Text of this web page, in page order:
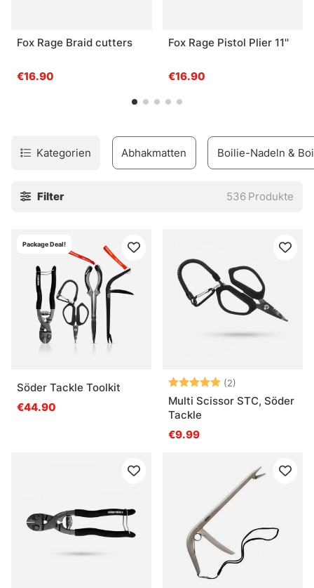
Fox Rage Braid cutters
€16.90
Fox Rage Pistol Plier 11''
€16.90
Kategorien Abhakmatten Boilie-Nadeln &
Filter 536 Produkte
Package Deal!
Söder Tackle Toolkit
€44.90
Bewertung:(2)
Multi Scissor STC, Söder
Tackle
€9.99